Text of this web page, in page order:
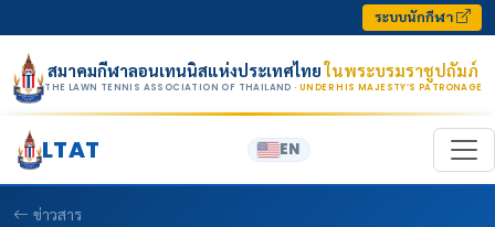
ระบบนักกีฬา
สมาคมกีฬาลอนเทนนิสแห่งประเทศไทยในพระบรมราชูปถัมภ์
THE LAWN TENNIS ASSOCIATION OF THAILAND · UNDER HIS MAJESTY’S PATRONAGE
LTAT EN
ข่าวสาร